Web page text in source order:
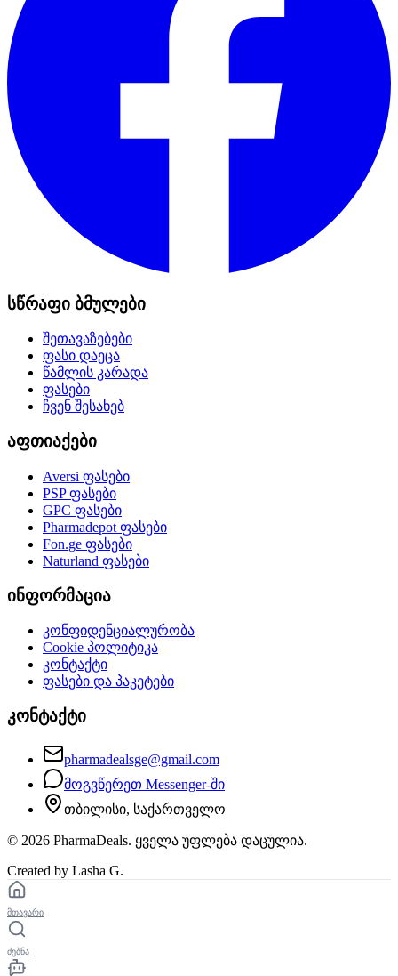
სწრაფი ბმულები
შეთავაზებები
ფასი დაეცა
წამლის კარადა
ფასები
ჩვენ შესახებ
აფთიაქები
Aversi ფასები
PSPფასები
GPC ფასები
Pharmadepot ფასები
Fon.ge ფასები
Naturland ფასები
ინფორმაცია
კონფიდენციალურობა
Cookie პოლიტიკა
კონტაქტი
ფასები და პაკეტები
კონტაქტი
pharmadealsge@gmail.com
მოგვწერეთ Messenger-ში
თბილისი, საქართველო
© 2026 PharmaDeals. ყველა უფლება დაცულია.
Created by Lasha G.
მთავარი
ძებნა